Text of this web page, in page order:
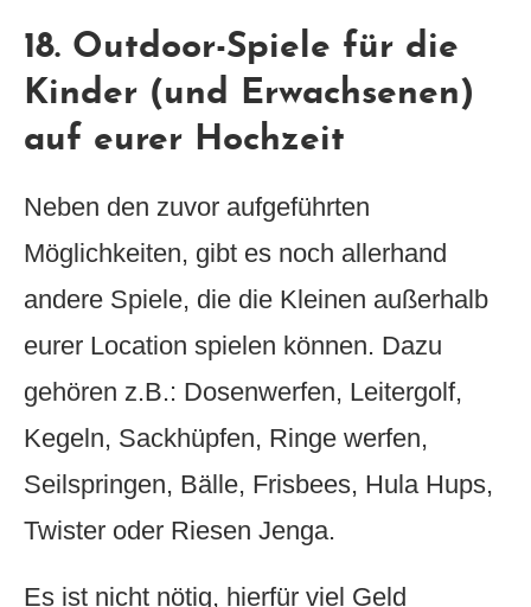
18. Outdoor-Spiele für die
Kinder (und Erwachsenen)
auf eurer Hochzeit
Neben den zuvor aufgeführten
Möglichkeiten, gibt es noch allerhand
andere Spiele, die die Kleinen außerhalb
eurer Location spielen können. Dazu
gehören z.B.: Dosenwerfen, Leitergolf,
Kegeln, Sackhüpfen, Ringe werfen,
Seilspringen, Bälle, Frisbees, Hula Hups,
Twister oder Riesen Jenga.
Es ist nicht nötig, hierfür viel Geld